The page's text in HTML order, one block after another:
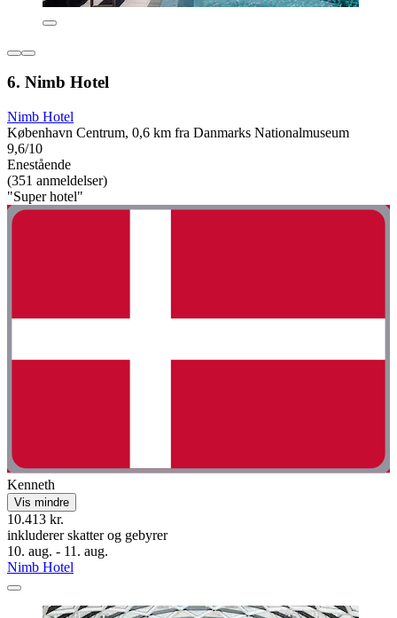
6. Nimb Hotel
Nimb Hotel
København Centrum, 0,6 km fra Danmarks Nationalmuseum
9,6/10
Enestående
(351 anmeldelser)
"Super hotel"
Kenneth
Vis mindre
10.413 kr.
inkluderer skatter og gebyrer
10. aug. - 11. aug.
Nimb Hotel